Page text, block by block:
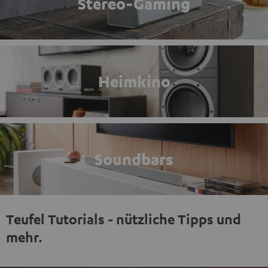
Heimkino
Soundbars
Teufel Tutorials - nützliche Tipps und
mehr.